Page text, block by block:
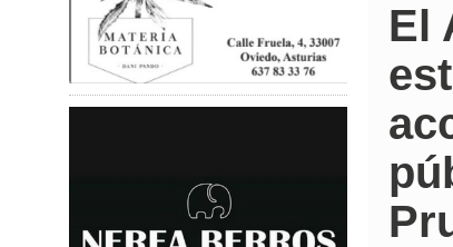
El